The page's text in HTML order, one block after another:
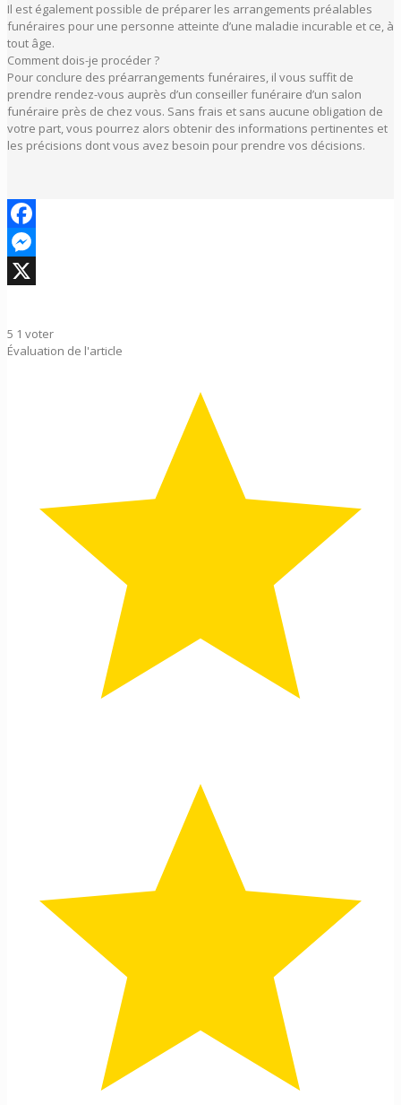
Il est également possible de préparer les arrangements préalables
funéraires pour une personne atteinte d’une maladie incurable et ce, à
tout âge.
Comment dois-je procéder ?
Pour conclure des préarrangements funéraires, il vous suffit de
prendre rendez-vous auprès d’un conseiller funéraire d’un salon
funéraire près de chez vous. Sans frais et sans aucune obligation de
votre part, vous pourrez alors obtenir des informations pertinentes et
les précisions dont vous avez besoin pour prendre vos décisions.
Facebook
Messenger
5 1 voter
Évaluation de l'article